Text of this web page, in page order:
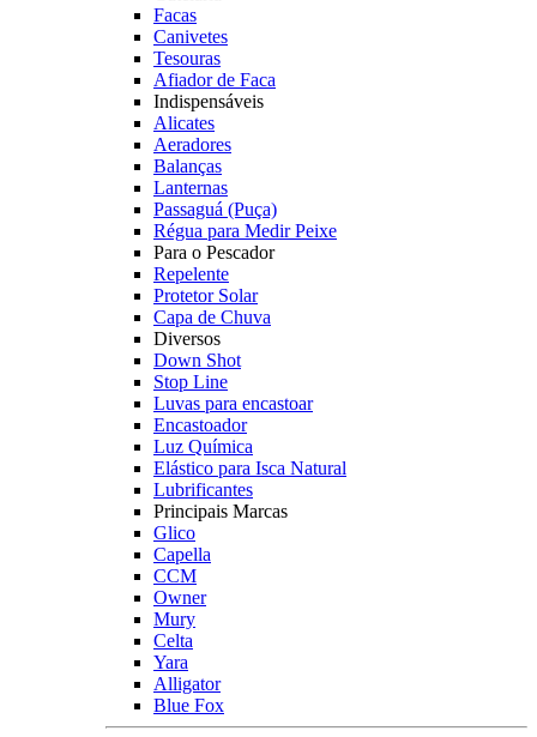
Facas
Canivetes
Tesouras
Afiador de Faca
Indispensáveis
Alicates
Aeradores
Balanças
Lanternas
Passaguá (Puça)
Régua para Medir Peixe
Para o Pescador
Repelente
Protetor Solar
Capa de Chuva
Diversos
Down Shot
Stop Line
Luvas para encastoar
Encastoador
Luz Química
Elástico para Isca Natural
Lubrificantes
Principais Marcas
Glico
Capella
CCM
Owner
Mury
Celta
Yara
Alligator
Blue Fox